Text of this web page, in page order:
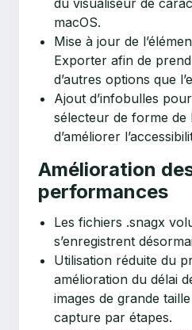
du visualiseur de
macOS.
Mise à jour de
Exporter afin de
d’autres options que
Ajout d’infobulles
sélecteur de forme de
d’améliorer
Amélioration
performances
Les fichiers .snagx
s’enregistrent
Utilisation réduite du
amélioration du délai
images de grande
capture par étapes.